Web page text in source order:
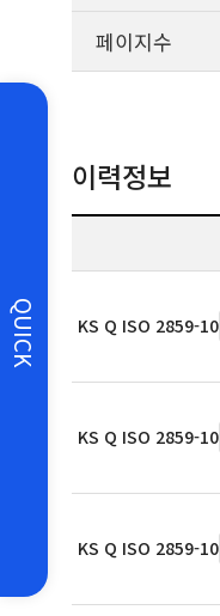
QUICK
페이지수
이력정보
KS Q ISO 2859-10
KS Q ISO 2859-10
KS Q ISO 2859-10